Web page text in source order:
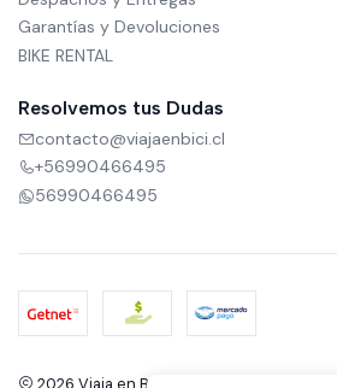
Garantías y Devoluciones
BIKE RENTAL
Resolvemos tus Dudas
contacto@viajaenbici.cl
+56990466495
56990466495
2026 Viaja en Bici.